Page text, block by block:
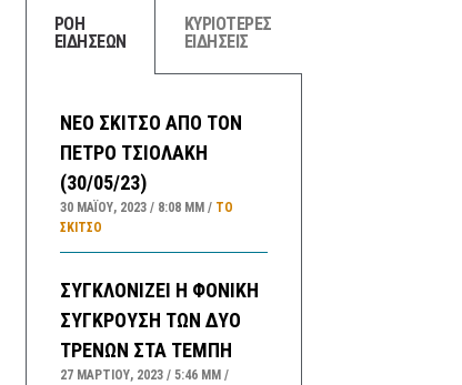
ΡΟΗ
ΕΙΔΗΣΕΩΝ
ΚΥΡΙΟΤΕΡΕΣ
ΕΙΔΗΣΕΙΣ
ΝΕΟ ΣΚΙΤΣΟ ΑΠΟ ΤΟΝ
ΠΕΤΡΟ ΤΣΙΟΛΑΚΗ
(30/05/23)
30 ΜΑΪ́ΟΥ, 2023 8:08 ΜΜ
ΤΟ
ΣΚΊΤΣΟ
ΣΥΓΚΛΟΝΙΖΕΙ Η ΦΟΝΙΚΗ
ΣΥΓΚΡΟΥΣΗ ΤΩΝ ΔΥΟ
ΤΡΕΝΩΝ ΣΤΑ ΤΕΜΠΗ
27 ΜΑΡΤΊΟΥ, 2023 5:46 ΜΜ